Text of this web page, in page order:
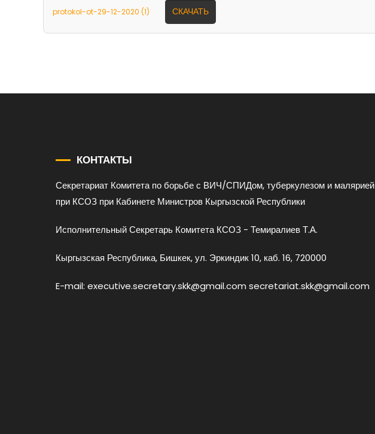
protokol-ot-29-12-2020 (1) СКАЧАТЬ
КОНТАКТЫ
Секретариат Комитета по борьбе с ВИЧ/СПИДом, туберкулезом и малярией
при КСОЗ при Кабинете Министров Кыргызской Республики
Исполнительный Секретарь Комитета КСОЗ - Темиралиев Т.А.
Кыргызская Республика, Бишкек, ул. Эркиндик 10, каб. 16, 720000
E-mail: executive.secretary.skk@gmail.com secretariat.skk@gmail.com